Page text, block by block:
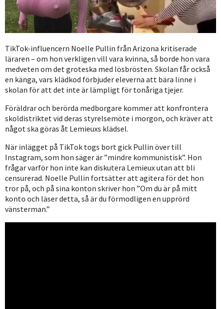
TikTok-influencern Noelle Pullin från Arizona kritiserade
läraren – om hon verkligen vill vara kvinna, så borde hon vara
medveten om det groteska med lösbrösten. Skolan får också
en känga, vars klädkod förbjuder eleverna att bära linne i
skolan för att det inte är lämpligt för tonåriga tjejer.
Föräldrar och berörda medborgare kommer att konfrontera
skoldistriktet vid deras styrelsemöte i morgon, och kräver att
något ska göras åt Lemieuxs klädsel.
När inlägget på TikTok togs bort gick Pullin över till
Instagram, som hon säger är ”mindre kommunistisk”. Hon
frågar varför hon inte kan diskutera Lemieux utan att bli
censurerad. Noelle Pullin fortsätter att agitera för det hon
tror på, och på sina konton skriver hon ”Om du är på mitt
konto och läser detta, så är du förmodligen en upprörd
vänsterman.”